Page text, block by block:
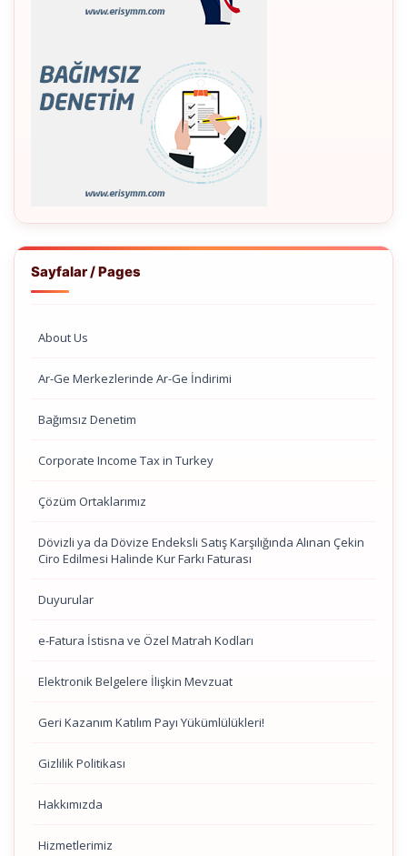
Sayfalar / Pages
About Us
Ar-Ge Merkezlerinde Ar-Ge İndirimi
Bağımsız Denetim
Corporate Income Tax in Turkey
Çözüm Ortaklarımız
Dövizli ya da Dövize Endeksli Satış Karşılığında Alınan Çekin
Ciro Edilmesi Halinde Kur Farkı Faturası
Duyurular
e-Fatura İstisna ve Özel Matrah Kodları
Elektronik Belgelere İlişkin Mevzuat
Geri Kazanım Katılım Payı Yükümlülükleri!
Gizlilik Politikası
Hakkımızda
Hizmetlerimiz